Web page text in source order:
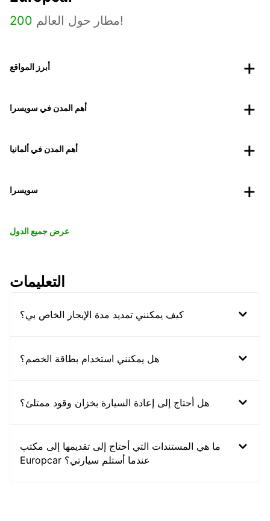
200 مطار حول العالم!
أبرز المواقع
أهم المدن في سويسرا
أهم المدن في ألمانيا
سويسرا
عرض جميع الدول
التعليمات
كيف يمكنني تمديد مدة الإيجار الخاص بي؟
هل يمكنني استخدام بطاقة الخصم؟
هل أحتاج إلى إعادة السيارة بخزان وقود ممتلئ؟
ما هي المستندات التي أحتاج إلى تقديمها إلى مكتب
Europcar عندما أستلم سيارتي؟